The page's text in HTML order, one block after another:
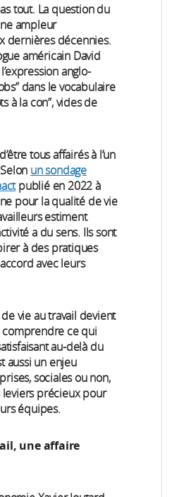
tout. La question du
ampleur
dernières décennies.
américain David
anglo-
dans le vocabulaire
à la con”, vides de
tous affairés à l’un
un sondage
publié en 2022 à
pour la qualité de vie
estiment
a du sens. Ils sont
à des pratiques
avec leurs
vie au travail devient
ce qui
au-delà du
aussi un enjeu
sociales ou non,
précieux pour
équipes.
une affaire